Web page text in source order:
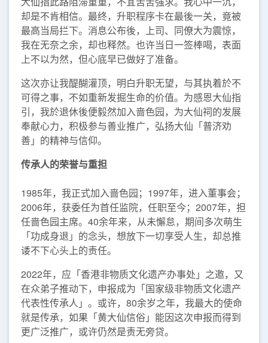
却是不肯相信。最终，升职程序卡在最後一关，竟被
最高当局拦下。消息公布後，上司、同僚大为震惊，
我在无奈之余，却也释然。也许当日一签棒喝，表面
上不以为然，但心底早已做好了准备。
这次亦让我醍醐灌顶，明白升职无望，与其执着於不
可得之事，不如重新发掘生命的价值。为感恩大仙指
引，我於退休後便毅然加入啬色园，为大仙祠的发展
奉献心力，积极参与善业推广，弘扬大仙「普济劝
善」的精神与信仰。
传承人的荣誉与重担
1985年，我正式加入啬色园；1997年，进入董事会；
2006年，获委任为首任监院，任职至今；2007年，担
任啬色园主席。40余年来，从未懈怠，期间多次萌生
「功成身退」的念头，想放下一切享受人生，却总推
诿不下心头上的责任。
2022年，应「香港非物质文化遗产办事处」之邀，又
在众弟子推动下，申报成为「国家级非物质文化遗产
代表性传承人」。或许，80余岁之年，我最大的使命
就是传承，如果「黄大仙信俗」能因这次申报而得到
更广泛推广，或许仍然是责无旁贷。